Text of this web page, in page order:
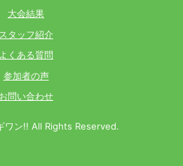
大会結果
スタッフ紹介
よくある質問
参加者の声
お問い合わせ
ン!! All Rights Reserved.